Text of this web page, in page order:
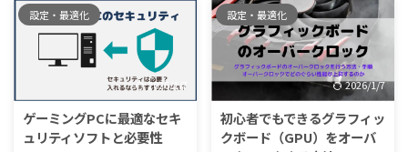
設定・最適化
2026/1/7
ゲーミングPCに最適なセキ
ュリティソフトと必要性
設定・最適化
2026/1/7
初心者でもできるグラフィッ
クボード（GPU）をオーバ